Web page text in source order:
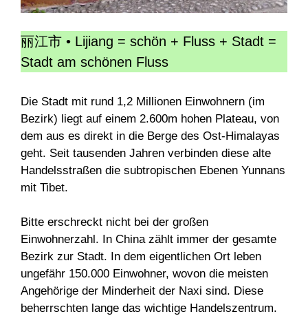
丽江市 • Lijiang = schön + Fluss + Stadt =
Stadt am schönen Fluss
Die Stadt mit rund 1,2 Millionen Einwohnern (im
Bezirk) liegt auf einem 2.600m hohen Plateau, von
dem aus es direkt in die Berge des Ost-Himalayas
geht. Seit tausenden Jahren verbinden diese alte
Handelsstraßen die subtropischen Ebenen Yunnans
mit Tibet.
Bitte erschreckt nicht bei der großen
Einwohnerzahl. In China zählt immer der gesamte
Bezirk zur Stadt. In dem eigentlichen Ort leben
ungefähr 150.000 Einwohner, wovon die meisten
Angehörige der Minderheit der Naxi sind. Diese
beherrschten lange das wichtige Handelszentrum.